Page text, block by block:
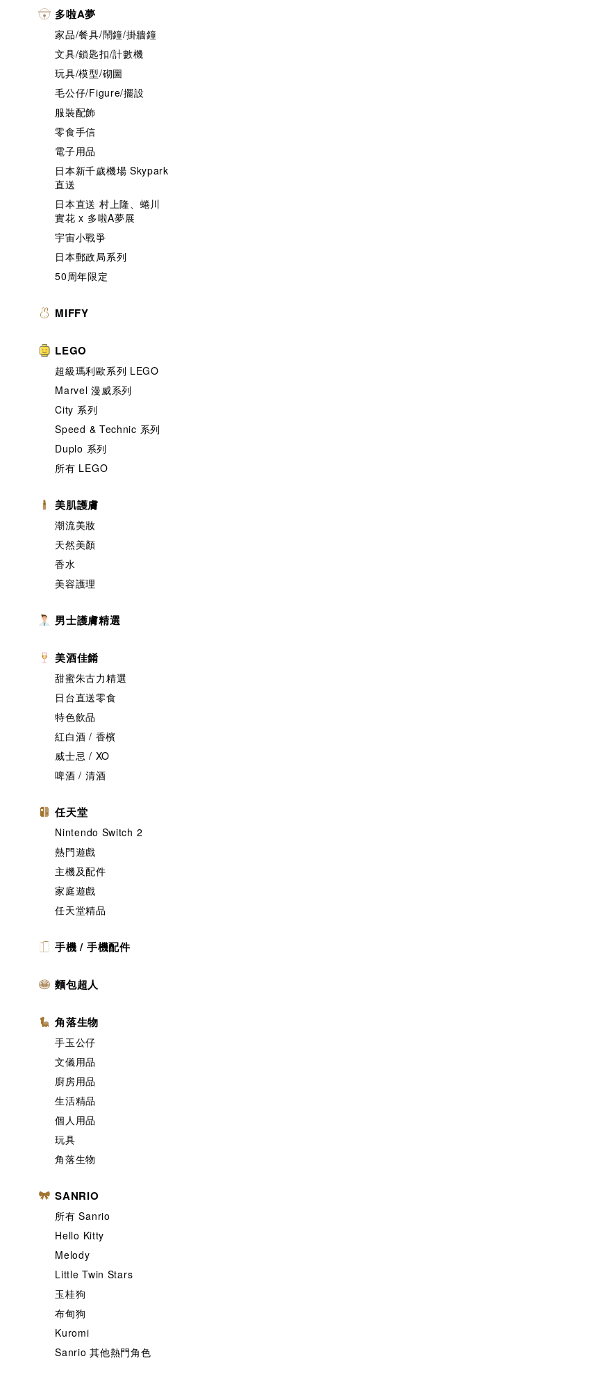
多啦A夢
家品/餐具/鬧鐘/掛牆鐘
文具/鎖匙扣/計數機
玩具/模型/砌圖
毛公仔/Figure/擺設
服裝配飾
零食手信
電子用品
日本新千歲機場 Skypark
直送
日本直送 村上隆、蜷川
實花 x 多啦A夢展
宇宙小戰爭
日本郵政局系列
50周年限定
MIFFY
LEGO
超級瑪利歐系列 LEGO
Marvel 漫威系列
City 系列
Speed & Technic 系列
Duplo 系列
所有 LEGO
美肌護膚
潮流美妝
天然美顏
香水
美容護理
男士護膚精選
美酒佳餚
甜蜜朱古力精選
日台直送零食
特色飲品
紅白酒 / 香檳
威士忌 / XO
啤酒 / 清酒
任天堂
Nintendo Switch 2
熱門遊戲
主機及配件
家庭遊戲
任天堂精品
手機 / 手機配件
麵包超人
角落生物
手玉公仔
文儀用品
廚房用品
生活精品
個人用品
玩具
角落生物
SANRIO
所有 Sanrio
Hello Kitty
Melody
Little Twin Stars
玉桂狗
布甸狗
Kuromi
Sanrio 其他熱門角色